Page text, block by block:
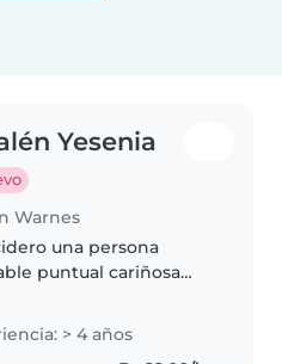
Yesenia
Warnes
una persona
puntual cariñosa
encanta jugar contar
y leer libros me encanta
> 4 años